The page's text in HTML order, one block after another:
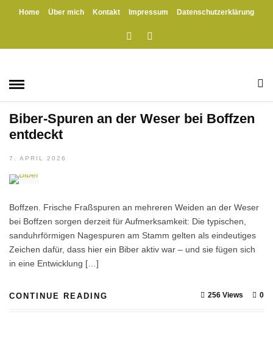
Home Über mich Kontakt Impressum
Datenschutzerklärung
Boffzer Bude
BOFFZEN
Biber-Spuren an der Weser bei Boffzen
entdeckt
7. APRIL 2026
Boffzen. Frische Fraßspuren an mehreren Weiden an der Weser
bei Boffzen sorgen derzeit für Aufmerksamkeit: Die typischen,
sanduhrförmigen Nagespuren am Stamm gelten als eindeutiges
Zeichen dafür, dass hier ein Biber aktiv war – und sie fügen sich
in eine Entwicklung […]
CONTINUE READING 0
256 Views